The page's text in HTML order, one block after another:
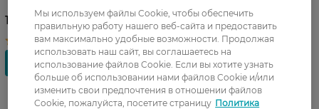
18,99 ГРН
Мы используем файлы Cookie, чтобы обеспечить
правильную работу нашего веб-сайта и предоставить
вам максимально удобные возможности. Продолжая
использовать наш сайт, вы соглашаетесь на
использование файлов Cookie. Если вы хотите узнать
больше об использовании нами файлов Cookie и/или
изменить свои предпочтения в отношении файлов
Cookie, пожалуйста, посетите страницу Политика